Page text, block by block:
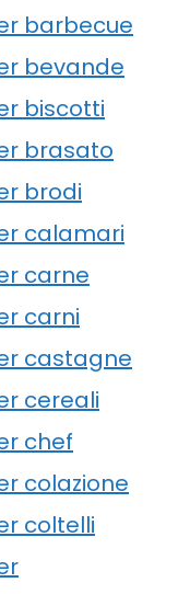
barbecue
bevande
biscotti
brasato
brodi
calamari
carne
carni
castagne
cereali
chef
colazione
coltelli